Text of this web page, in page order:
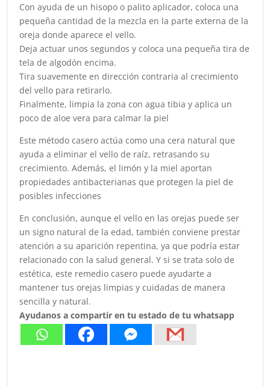
Con ayuda de un hisopo o palito aplicador, coloca una
pequeña cantidad de la mezcla en la parte externa de la
oreja donde aparece el vello.
Deja actuar unos segundos y coloca una pequeña tira de
tela de algodón encima.
Tira suavemente en dirección contraria al crecimiento
del vello para retirarlo.
Finalmente, limpia la zona con agua tibia y aplica un
poco de aloe vera para calmar la piel
Este método casero actúa como una cera natural que
ayuda a eliminar el vello de raíz, retrasando su
crecimiento. Además, el limón y la miel aportan
propiedades antibacterianas que protegen la piel de
posibles infecciones
En conclusión, aunque el vello en las orejas puede ser
un signo natural de la edad, también conviene prestar
atención a su aparición repentina, ya que podría estar
relacionado con la salud general. Y si se trata solo de
estética, este remedio casero puede ayudarte a
mantener tus orejas limpias y cuidadas de manera
sencilla y natural.
Ayudanos a compartir en tu estado de tu whatsapp